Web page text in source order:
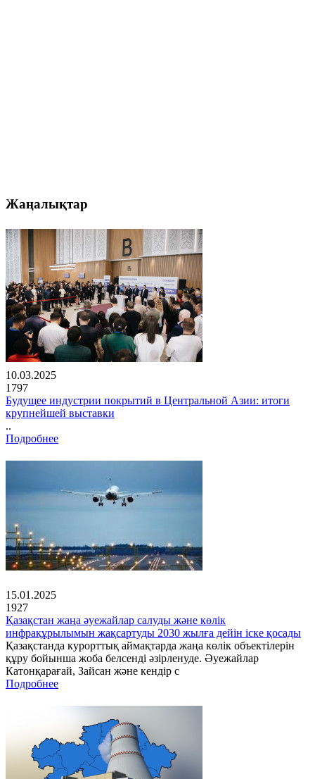
Жаңалықтар
10.03.2025
1797
Будущее индустрии покрытий в Центральной Азии: итоги
крупнейшей выставки
..
Подробнее
15.01.2025
1927
Қазақстан жаңа әуежайлар салуды және көлік
инфрақұрылымын жақсартуды 2030 жылға дейін іске қосады
Қазақстанда курорттық аймақтарда жаңа көлік объектілерін
құру бойынша жоба белсенді әзірленуде. Әуежайлар
Катонқарағай, Зайсан және кендір с
Подробнее